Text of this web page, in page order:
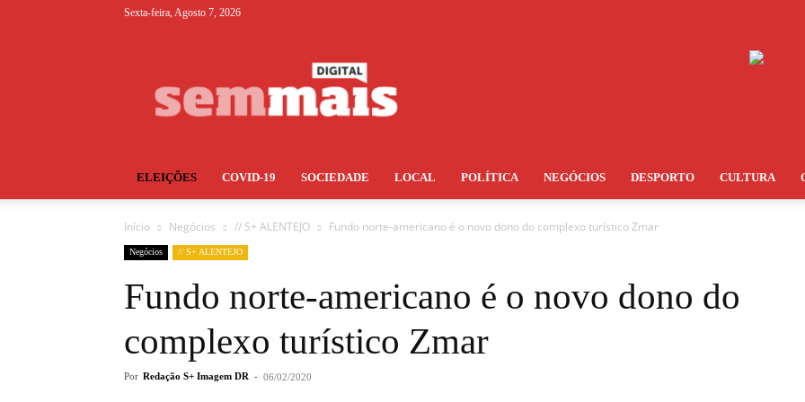
Sexta-feira, Agosto 7, 2026
ELEIÇÕES COVID-19 SOCIEDADE LOCAL POLÍTICA NEGÓCIOS DESPORTO CULTURA
Início Negócios // S+ ALENTEJO Fundo norte-americano é o novo dono do complexo turístico Zmar
Negócios // S+ ALENTEJO
Fundo norte-americano é o novo dono do
complexo turístico Zmar
Por Redação S+ Imagem DR - 06/02/2020